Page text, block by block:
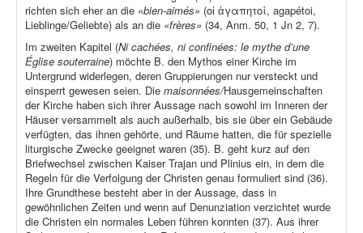
richten sich eher an die «bien-aimés» (οἱ ἀγαπητοί, agapétoi,
Lieblinge/Geliebte) als an die «frères» (34, Anm. 50, 1 Jn 2, 7).
Im zweiten Kapitel (Ni cachées, ni confinées: le mythe d’une
Église souterraine) möchte B. den Mythos einer Kirche im
Untergrund widerlegen, deren Gruppierungen nur versteckt und
einsperrt gewesen seien. Die maisonnées/Hausgemeinschaften
der Kirche haben sich ihrer Aussage nach sowohl im Inneren der
Häuser versammelt als auch außerhalb, bis sie über ein Gebäude
verfügten, das ihnen gehörte, und Räume hatten, die für spezielle
liturgische Zwecke geeignet waren (35). B. geht kurz auf den
Briefwechsel zwischen Kaiser Trajan und Plinius ein, in dem die
Regeln für die Verfolgung der Christen genau formuliert sind (36).
Ihre Grundthese besteht aber in der Aussage, dass in
gewöhnlichen Zeiten und wenn auf Denunziation verzichtet wurde
die Christen ein normales Leben führen konnten (37). Aus ihrer